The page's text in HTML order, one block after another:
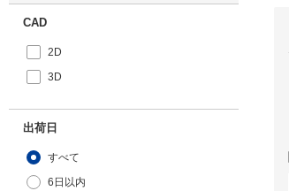
CAD
2D
3D
出荷日
すべて
6日以内